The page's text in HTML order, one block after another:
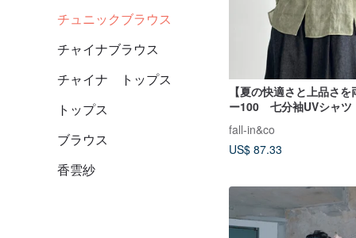
チュニックブラウス
チャイナブラウス
チャイナ トップス
トップス
ブラウス
香雲紗
【夏の快適さと上品さ
ー100 七分袖UVシャ
fall-in&co
US$ 87.33